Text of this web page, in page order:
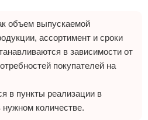
объем выпускаемой
ассортимент и сроки
в зависимости от
покупателей на
в пункты реализации в
количестве.